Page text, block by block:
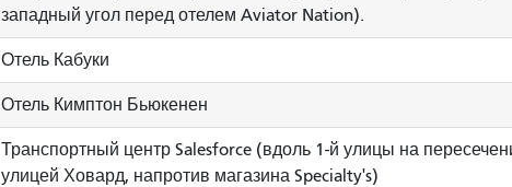
западный угол перед отелем Aviator Nation).
Отель Кабуки
Отель Кимптон Бьюкенен
Транспортный центр Salesforce (вдоль 1-й улицы на
улицей Ховард, напротив магазина Specialty's)